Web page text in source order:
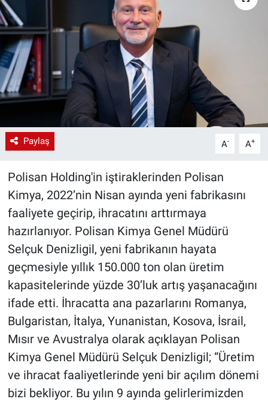
Paylaş A- A+
Polisan Holding'in iştiraklerinden Polisan
Kimya, 2022’nin Nisan ayında yeni fabrikasını
faaliyete geçirip, ihracatını arttırmaya
hazırlanıyor. Polisan Kimya Genel Müdürü
Selçuk Denizligil, yeni fabrikanın hayata
geçmesiyle yıllık 150.000 ton olan üretim
kapasitelerinde yüzde 30’luk artış yaşanacağını
ifade etti. İhracatta ana pazarlarını Romanya,
Bulgaristan, İtalya, Yunanistan, Kosova, İsrail,
Mısır ve Avustralya olarak açıklayan Polisan
Kimya Genel Müdürü Selçuk Denizligil; “Üretim
ve ihracat faaliyetlerinde yeni bir açılım dönemi
bizi bekliyor. Bu yılın 9 ayında gelirlerimizden
Endüstri 4.0 Uygulamaları
Ağır Sanayi Çözümleri